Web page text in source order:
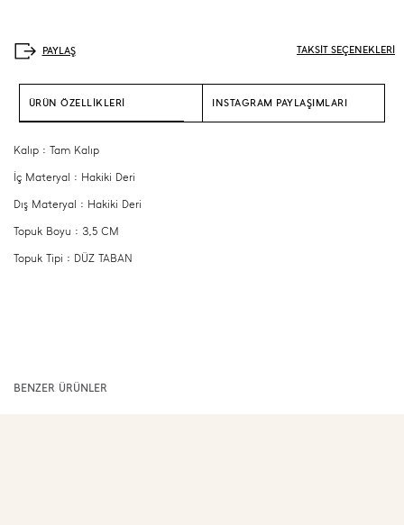
TAKSİT SEÇENEKLERİ
ÜRÜN ÖZELLİKLERİ INSTAGRAM PAYLAŞIMLARI
Kalıp : Tam Kalıp
İç Materyal : Hakiki Deri
Dış Materyal : Hakiki Deri
Topuk Boyu : 3,5 CM
Topuk Tipi : DÜZ TABAN
BENZER ÜRÜNLER